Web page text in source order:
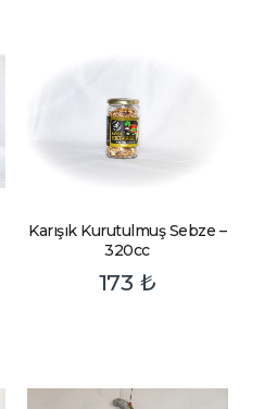
Karışık Kurutulmuş Sebze –
320cc
173 ₺